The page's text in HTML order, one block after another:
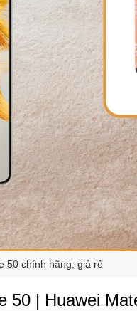
50 chính hãng, giá rẻ
50 | Huawei